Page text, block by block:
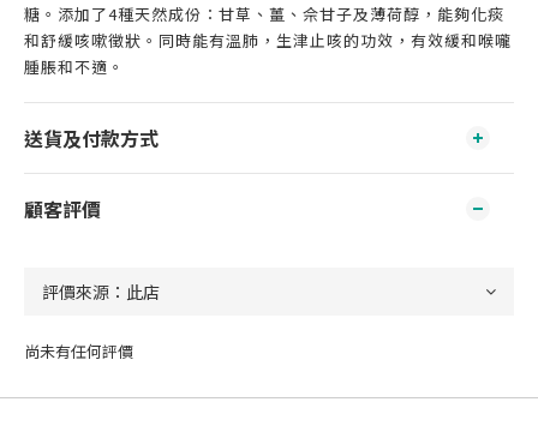
糖。添加了4種天然成份：甘草、薑、佘甘子及薄荷醇，能夠化痰
和舒緩咳嗽徵狀。同時能有溫肺，生津止咳的功效，有效緩和喉嚨
腫脹和不適。
送貨及付款方式
顧客評價
尚未有任何評價